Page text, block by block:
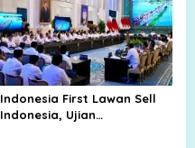
Indonesia First Lawan Sell
Indonesia, Ujian